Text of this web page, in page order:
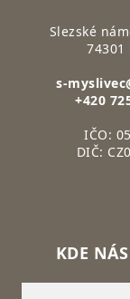
Slezské
74301
s-
+420
IČO:
DIČ:
KDE